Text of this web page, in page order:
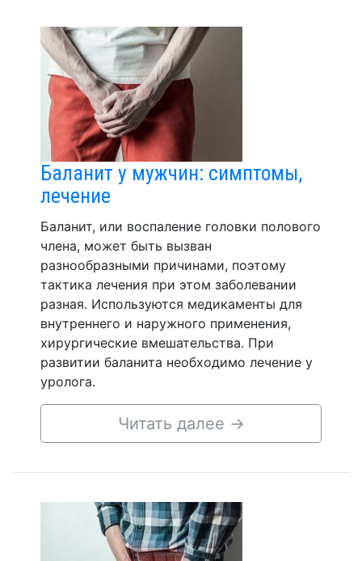
Баланит у мужчин: симптомы,
лечение
Баланит, или воспаление головки полового
члена, может быть вызван
разнообразными причинами, поэтому
тактика лечения при этом заболевании
разная. Используются медикаменты для
внутреннего и наружного применения,
хирургические вмешательства. При
развитии баланита необходимо лечение у
уролога.
Читать далее →